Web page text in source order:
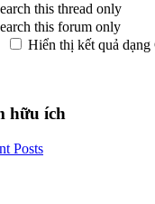
this thread only
this forum only
Hiển thị kết quả dạng
hữu ích
Posts